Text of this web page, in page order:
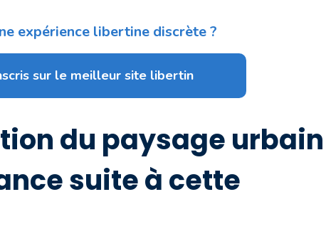
expérience libertine discrète ?
sur le meilleur site libertin
du paysage urbain
suite à cette